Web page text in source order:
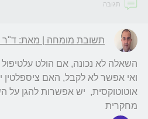
תגובה
תשובת מומחה | מאת: ד"ר
מחקרית